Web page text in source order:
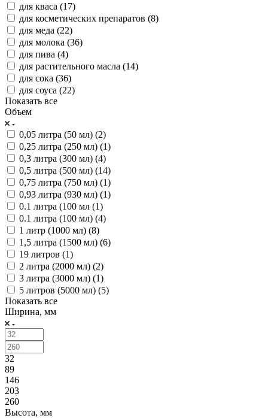
для кваса (17)
для косметических препаратов (8)
для меда (22)
для молока (36)
для пива (4)
для растительного масла (14)
для сока (36)
для соуса (22)
Показать все
Объем
0,05 литра (50 мл) (2)
0,25 литра (250 мл) (1)
0,3 литра (300 мл) (4)
0,5 литра (500 мл) (14)
0,75 литра (750 мл) (1)
0,93 литра (930 мл) (1)
0.1 литра (100 мл (1)
0.1 литра (100 мл) (4)
1 литр (1000 мл) (8)
1,5 литра (1500 мл) (6)
19 литров (1)
2 литра (2000 мл) (2)
3 литра (3000 мл) (1)
5 литров (5000 мл) (5)
Показать все
Ширина, мм
32
89
146
203
260
Высота, мм